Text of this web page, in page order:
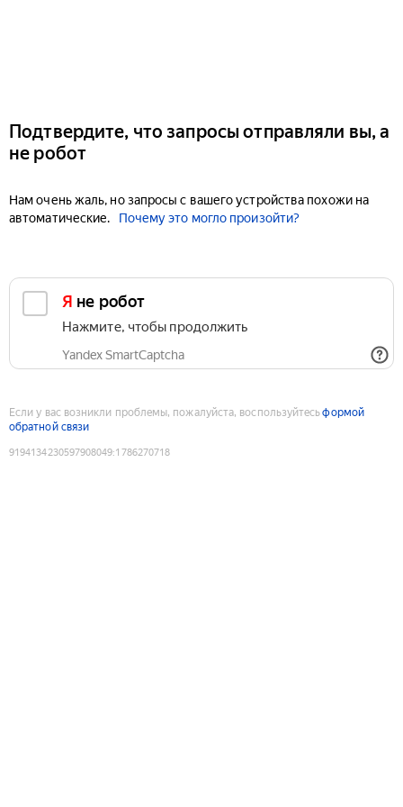
Подтвердите, что запросы отправляли вы, а
не робот
Нам очень жаль, но запросы с вашего устройства похожи на
автоматические.
Почему это могло произойти?
Я не робот
Нажмите, чтобы продолжить
Yandex SmartCaptcha
Если у вас возникли проблемы, пожалуйста, воспользуйтесьформой
обратной связи
9194134230597908049:1786270718